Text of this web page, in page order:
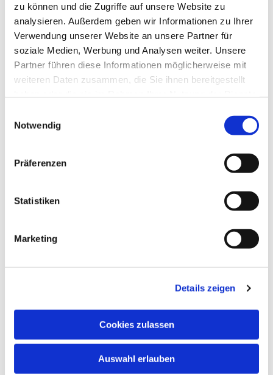
zu können und die Zugriffe auf unsere Website zu
analysieren. Außerdem geben wir Informationen zu Ihrer
Verwendung unserer Website an unsere Partner für
soziale Medien, Werbung und Analysen weiter. Unsere
Partner führen diese Informationen möglicherweise mit
weiteren Daten zusammen, die Sie ihnen bereitgestellt
Notwendig
Präferenzen
Statistiken
Marketing
Details zeigen
Cookies zulassen
Auswahl erlauben